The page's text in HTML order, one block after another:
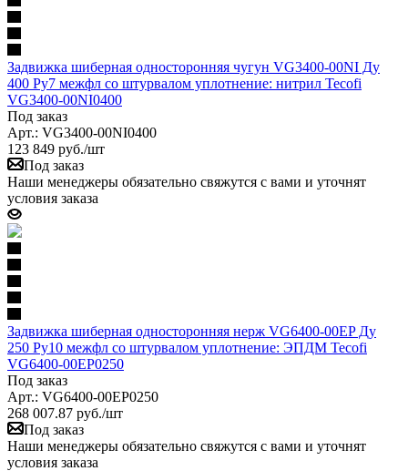
Задвижка шиберная односторонняя чугун VG3400-00NI Ду
400 Ру7 межфл со штурвалом уплотнение: нитрил Tecofi
VG3400-00NI0400
Под заказ
Арт.: VG3400-00NI0400
123 849 руб./шт
Под заказ
Наши менеджеры обязательно свяжутся с вами и уточнят
условия заказа
Задвижка шиберная односторонняя нерж VG6400-00EP Ду
250 Ру10 межфл со штурвалом уплотнение: ЭПДМ Tecofi
VG6400-00EP0250
Под заказ
Арт.: VG6400-00EP0250
268 007.87 руб./шт
Под заказ
Наши менеджеры обязательно свяжутся с вами и уточнят
условия заказа